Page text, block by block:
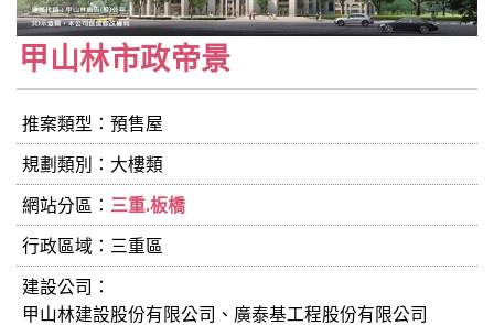
甲山林市政帝景
推案類型：預售屋
規劃類別：大樓類
網站分區： 三重.板橋
行政區域：三重區
建設公司：
甲山林建設股份有限公司、廣泰基工程股份有限公司